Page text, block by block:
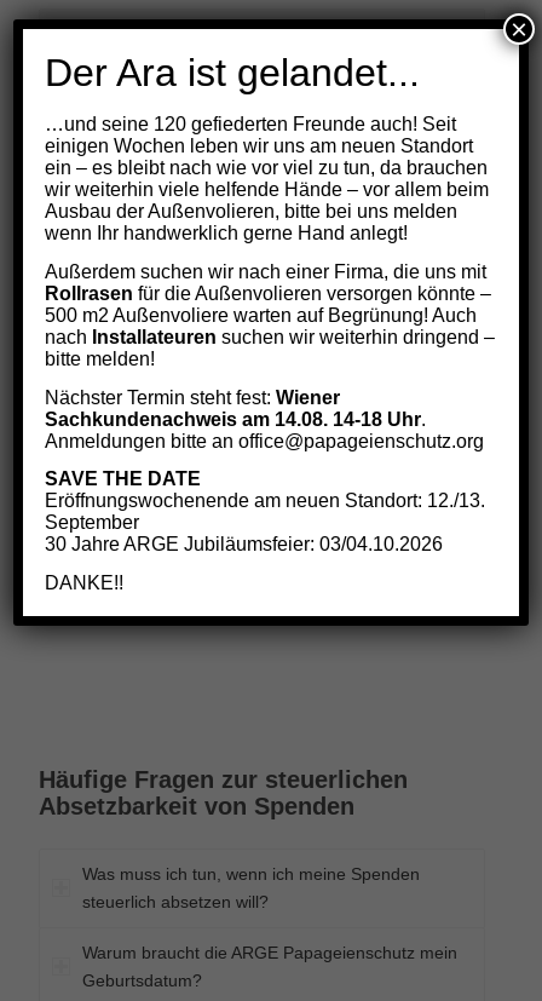
E-Mail *
Ja, Ich möchte, dass meine Daten an das Finanzamt
weitergeleitet werden. *
Lesen Sie hier unsereDatenschutzerklärung
Ja, Ich habe die Datenschutzerklärung gelesen und
stimme ihr zu.*
Abwehr von Spam*
Häufige Fragen zur steuerlichen
Absetzbarkeit von Spenden
Was muss ich tun, wenn ich meine Spenden
steuerlich absetzen will?
Warum braucht die ARGE Papageienschutz mein
Geburtsdatum?
Der Ara ist gelandet...
…und seine 120 gefiederten Freunde auch! Seit
einigen Wochen leben wir uns am neuen Standort
ein – es bleibt nach wie vor viel zu tun, da brauchen
wir weiterhin viele helfende Hände – vor allem beim
Ausbau der Außenvolieren, bitte bei uns melden
wenn Ihr handwerklich gerne Hand anlegt!
Außerdem suchen wir nach einer Firma, die uns mit
Rollrasen für die Außenvolieren versorgen könnte –
500 m2 Außenvoliere warten auf Begrünung! Auch
nach Installateuren suchen wir weiterhin dringend –
bitte melden!
Nächster Termin steht fest:Wiener
Sachkundenachweis am 14.08. 14-18 Uhr.
Anmeldungen bitte an office@papageienschutz.org
SAVE THE DATE
Eröffnungswochenende am neuen Standort: 12./13.
September
30 Jahre ARGE Jubiläumsfeier: 03/04.10.2026
DANKE!!
×